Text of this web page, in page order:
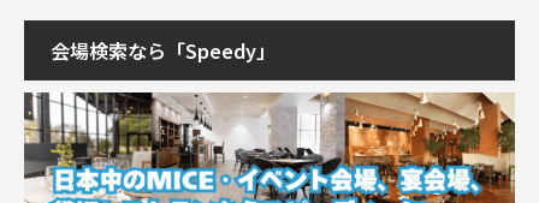
会場検索なら「Speedy」